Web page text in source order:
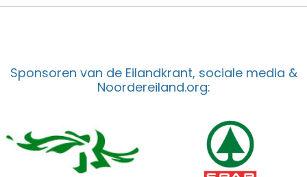
Sponsoren van de Eilandkrant, sociale media &
Noordereiland.org: